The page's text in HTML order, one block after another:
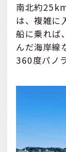
南北約
は、複雑に
船に乗れば
んだ海岸線
360度パノ